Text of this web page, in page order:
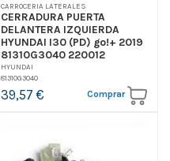
CARROCERIA LATERALES
CERRADURA PUERTA
DELANTERA IZQUIERDA
HYUNDAI I30 (PD) go!+ 2019
81310G3040 220012
HYUNDAI
81310G3040
39,57 € Comprar